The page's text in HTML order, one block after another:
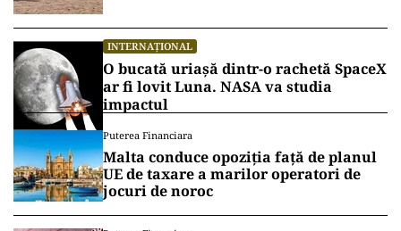
INTERNAȚIONAL
O bucată uriașă dintr-o rachetă SpaceX
ar fi lovit Luna. NASA va studia
impactul
Puterea Financiara
Malta conduce opoziția față de planul
UE de taxare a marilor operatori de
jocuri de noroc